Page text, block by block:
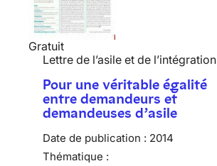
Gratuit
Lettre de l’asile et de l’intégration
Pour une véritable égalité
entre demandeurs et
demandeuses d’asile
Date de publication : 2014
Thématique :